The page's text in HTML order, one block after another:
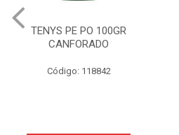
TENYS PE PO 100GR
CANFORADO
Código: 118842